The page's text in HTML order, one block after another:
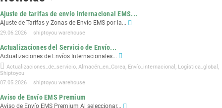
Ajuste de tarifas de envío internacional EMS...
Ajuste de Tarifas y Zonas de Envío EMS por la...
29.06.2026 shiptoyou warehouse
Actualizaciones del Servicio de Envío...
Actualizaciones de Envíos Internacionales...
Actualizaciones_de_servicio, Almacén_en_Corea, Envío_internacional , Logística_global ,
Shiptoyou
07.05.2026
shiptoyou warehouse
Aviso de Envío EMS Premium
Aviso de Envío EMS Premium Al seleccionar...